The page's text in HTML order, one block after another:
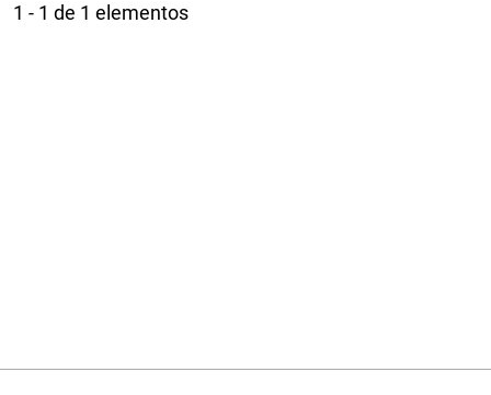
1 - 1 de 1 elementos